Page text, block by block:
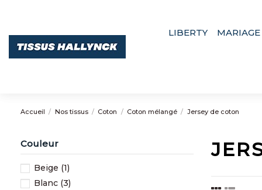
LIBERTY
Accueil Nos tissus Coton Coton mélangé Jersey de coton
Couleur
Beige (1)
Blanc (3)